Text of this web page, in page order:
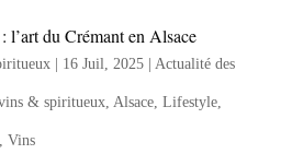
l’art du Crémant en Alsace
| 16 Juil, 2025| Actualité des
& spiritueux, Alsace, Lifestyle,
Vins